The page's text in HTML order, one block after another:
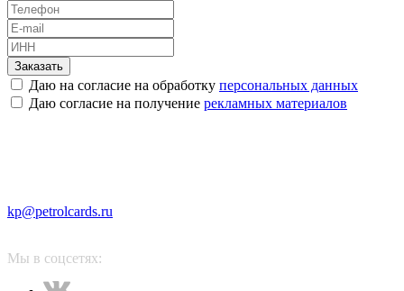
Заказать
Даю на согласие на обработку персональных данных
Даю согласие на получение рекламных материалов
kp@petrolcards.ru
Мы в соцсетях: